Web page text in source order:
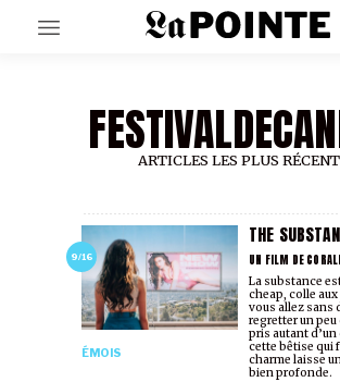
EN CE MOMENT
GRAND ANGLE
AU LARGE
À PROPOS
NOS PARTENAIRES
ARTICLES LES PLUS
9/16
THE
UN FILM DE
ÉMOIS
La substance
cheap, colle
vous allez sans
regretter un peu
pris autant d’un
cette bêtise qui
charme laisse
bien profonde.